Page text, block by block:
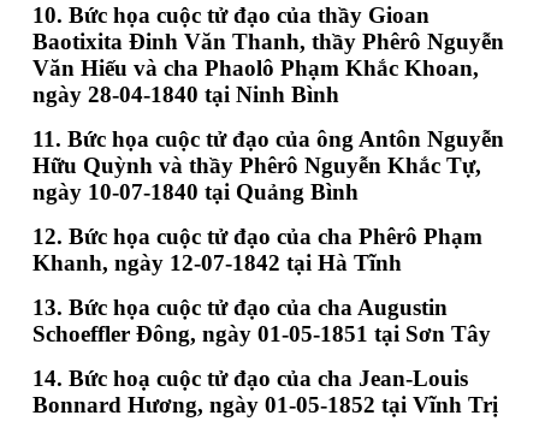
10. Bức họa cuộc tử đạo của thầy Gioan
Baotixita Đinh Văn Thanh, thầy Phêrô Nguyễn
Văn Hiếu và cha Phaolô Phạm Khắc Khoan,
ngày 28-04-1840 tại Ninh Bình
11. Bức họa cuộc tử đạo của ông Antôn Nguyễn
Hữu Quỳnh và thầy Phêrô Nguyễn Khắc Tự,
ngày 10-07-1840 tại Quảng Bình
12. Bức họa cuộc tử đạo của cha Phêrô Phạm
Khanh, ngày 12-07-1842 tại Hà Tĩnh
13. Bức họa cuộc tử đạo của cha Augustin
Schoeffler Đông, ngày 01-05-1851 tại Sơn Tây
14. Bức hoạ cuộc tử đạo của cha Jean-Louis
Bonnard Hương, ngày 01-05-1852 tại Vĩnh Trị